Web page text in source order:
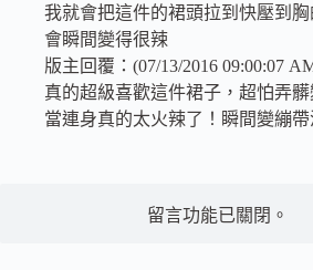
我就會把這件的裙頭拉到快壓到
會瞬間變得很辣
版主回覆：(07/13/2016 09:00:07
真的超級喜歡這件裙子，超怕弄
當連身真的太火辣了！瞬間變繃
留言功能已關閉。